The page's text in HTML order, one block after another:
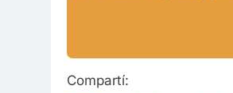
Compartí: